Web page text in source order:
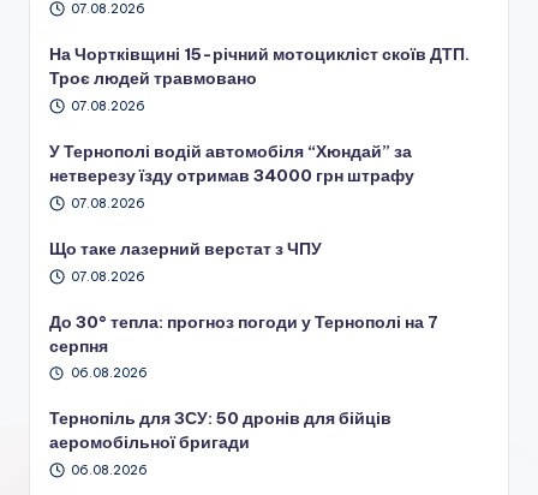
07.08.2026
На Чортківщині 15-річний мотоцикліст скоїв ДТП.
Троє людей травмовано
07.08.2026
У Тернополі водій автомобіля “Хюндай” за
нетверезу їзду отримав 34000 грн штрафу
07.08.2026
Що таке лазерний верстат з ЧПУ
07.08.2026
До 30° тепла: прогноз погоди у Тернополі на 7
серпня
06.08.2026
Тернопіль для ЗСУ: 50 дронів для бійців
аеромобільної бригади
06.08.2026